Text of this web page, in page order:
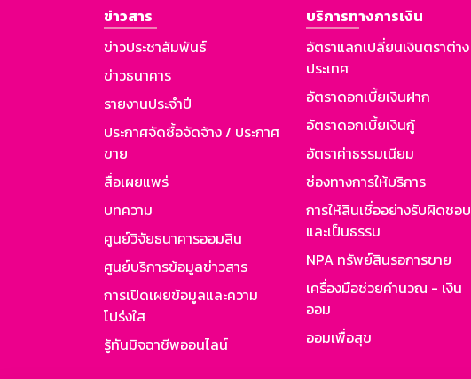
ข่าวสาร
ข่าวประชาสัมพันธ์
ข่าวธนาคาร
รายงานประจำปี
ประกาศจัดซื้อจัดจ้าง / ประกาศ
ขาย
สื่อเผยแพร่
บทความ
ศูนย์วิจัยธนาคารออมสิน
ศูนย์บริการข้อมูลข่าวสาร
การเปิดเผยข้อมูลและความ
โปร่งใส
รู้ทันมิจฉาชีพออนไลน์
บริการทางการเงิน
อัตราแลกเปลี่ยนเงินตราต่าง
ประเทศ
อัตราดอกเบี้ยเงินฝาก
อัตราดอกเบี้ยเงินกู้
อัตราค่าธรรมเนียม
ช่องทางการให้บริการ
การให้สินเชื่ออย่างรับผิดชอบ
และเป็นธรรม
NPA ทรัพย์สินรอการขาย
เครื่องมือช่วยคำนวณ - เงิน
ออม
ออมเพื่อสุข